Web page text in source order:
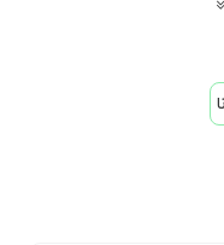
نوع روکش صندلی از پارچه‌های
طول عمر بالایی داشته باشد و